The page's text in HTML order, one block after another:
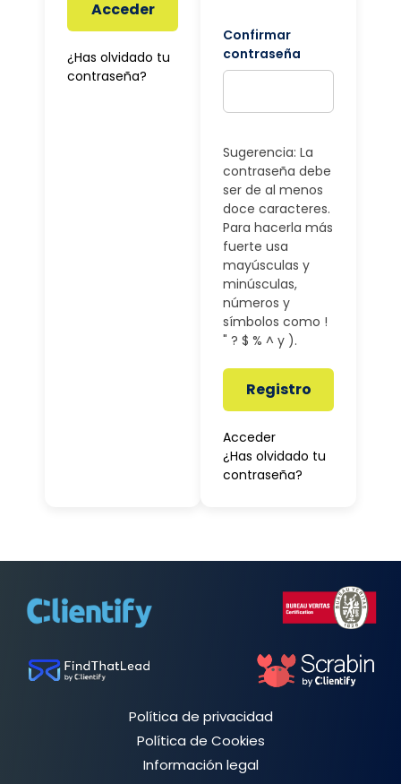
Acceder
¿Has olvidado tu
contraseña?
Confirmar
contraseña
Sugerencia: La
contraseña debe
ser de al menos
doce caracteres.
Para hacerla más
fuerte usa
mayúsculas y
minúsculas,
números y
símbolos como !
" ? $ % ^ y ).
Registro
Acceder
¿Has olvidado tu
contraseña?
Política de privacidad
Política de Cookies
Información legal